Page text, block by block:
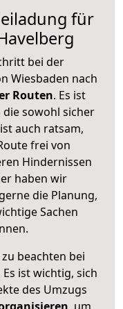
für
bei der
Wiesbaden nach
Routen. Es ist
sowohl sicher
auch ratsam,
frei von
Hindernissen
haben wir
die Planung,
Sachen
beachten bei
ist wichtig, sich
des Umzugs